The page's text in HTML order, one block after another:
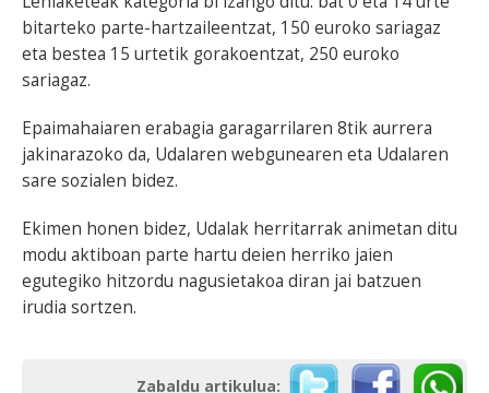
bitarteko parte-hartzaileentzat, 150 euroko sariagaz
eta bestea 15 urtetik gorakoentzat, 250 euroko
sariagaz.
Epaimahaiaren erabagia garagarrilaren 8tik aurrera
jakinarazoko da, Udalaren webgunearen eta Udalaren
sare sozialen bidez.
Ekimen honen bidez, Udalak herritarrak animetan ditu
modu aktiboan parte hartu deien herriko jaien
egutegiko hitzordu nagusietakoa diran jai batzuen
irudia sortzen.
Zabaldu artikulua: